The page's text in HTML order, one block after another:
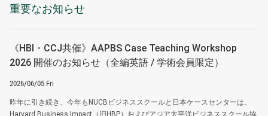
重要なお知らせ
《HBI・CCJ共催》AAPBS Case Teaching Workshop
2026 開催のお知らせ（全編英語 / 学術会員限定）
2026/06/05 Fri
昨年に引き続き、今年もNUCBビジネススクールと日本ケースセンターは、
Harvard Business Impact（旧HBP）およびアジア太平洋ビジネススクール協